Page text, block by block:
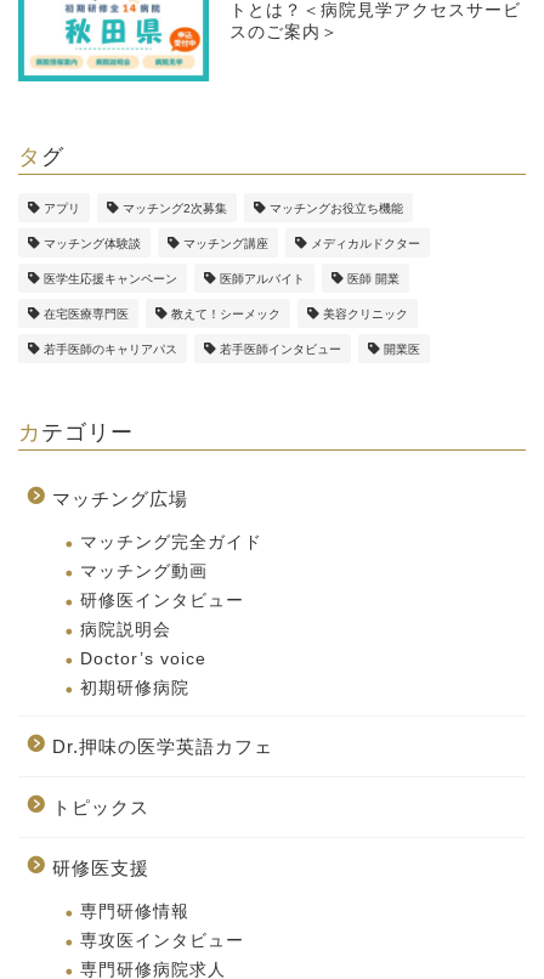
トとは？＜病院見学アクセスサービ
スのご案内＞
タグ
アプリ マッチング2次募集 マッチングお役立ち機能
マッチング体験談 マッチング講座 メディカルドクター
医学生応援キャンペーン 医師アルバイト 医師 開業
在宅医療専門医 教えて！シーメック 美容クリニック
若手医師のキャリアパス 若手医師インタビュー 開業医
カテゴリー
マッチング広場
マッチング完全ガイド
マッチング動画
研修医インタビュー
病院説明会
Doctor’s voice
初期研修病院
Dr.押味の医学英語カフェ
トピックス
研修医支援
専門研修情報
専攻医インタビュー
専門研修病院求人